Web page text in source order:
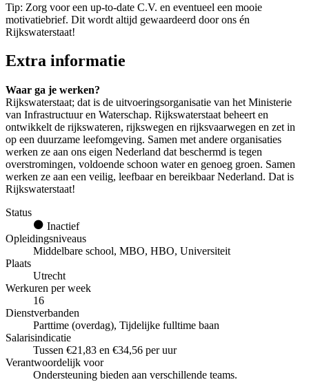
Tip: Zorg voor een up-to-date C.V. en eventueel een mooie
motivatiebrief. Dit wordt altijd gewaardeerd door ons én
Rijkswaterstaat!
Extra informatie
Waar ga je werken?
Rijkswaterstaat; dat is de uitvoeringsorganisatie van het Ministerie
van Infrastructuur en Waterschap. Rijkswaterstaat beheert en
ontwikkelt de rijkswateren, rijkswegen en rijksvaarwegen en zet in
op een duurzame leefomgeving. Samen met andere organisaties
werken ze aan ons eigen Nederland dat beschermd is tegen
overstromingen, voldoende schoon water en genoeg groen. Samen
werken ze aan een veilig, leefbaar en bereikbaar Nederland. Dat is
Rijkswaterstaat!
Status
Inactief
Opleidingsniveaus
Middelbare school, MBO, HBO, Universiteit
Plaats
Utrecht
Werkuren per week
16
Dienstverbanden
Parttime (overdag), Tijdelijke fulltime baan
Salarisindicatie
Tussen €21,83 en €34,56 per uur
Verantwoordelijk voor
Ondersteuning bieden aan verschillende teams.